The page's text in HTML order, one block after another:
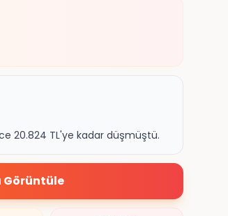
20.824 TL'ye kadar düşmüştü.
Görüntüle